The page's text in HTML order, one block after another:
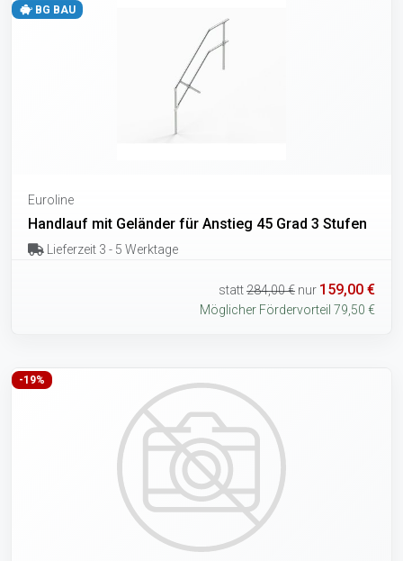
BG BAU
Euroline
Handlauf mit Geländer für Anstieg 45 Grad 3 Stufen
Lieferzeit 3 - 5 Werktage
statt284,00 € nur 159,00 €
Möglicher Fördervorteil 79,50 €
-19%